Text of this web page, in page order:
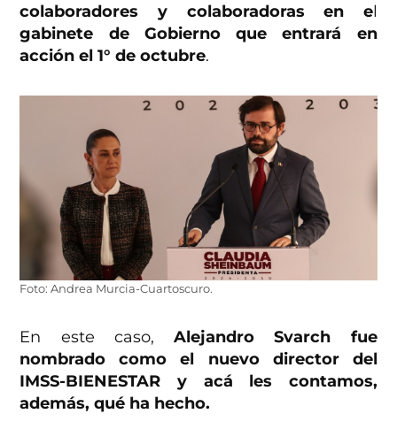
colaboradores y colaboradoras en el
gabinete de Gobierno que entrará en
acción el 1° de octubre.
Foto: Andrea Murcia-Cuartoscuro.
En este caso,Alejandro Svarch fue
nombrado como el nuevo director del
IMSS-BIENESTAR y acá les contamos,
además, qué ha hecho.